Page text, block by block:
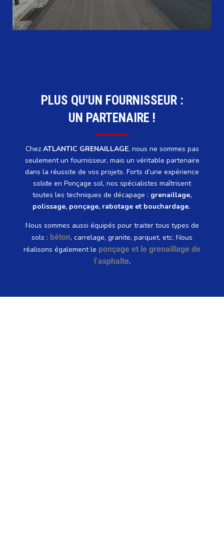
PLUS QU'UN FOURNISSEUR :
UN PARTENAIRE !
Chez ATLANTIC GRENAILLAGE, nous ne sommes pas
seulement un fournisseur, mais un véritable partenaire
dans la réussite de vos projets. Forts d’une expérience
solide en Ponçage sol, nos spécialistes maîtrisent
toutes les techniques de décapage : grenaillage,
polissage, ponçage, rabotage et bouchardage.
Nous sommes aussi équipés pour traiter tous types de
sols : béton, carrelage, granite, parquet, etc. Nous
réalisons également le ponçage et le grenaillage de
l’asphalte.